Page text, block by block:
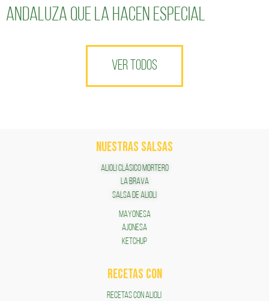
andaluza que la hacen especial
VER TODOS
NUESTRAS SALSAS
ALIOLI CLÁSICO MORTERO
LA BRAVA
SALSA DE ALIOLI
MAYONESA
AJONESA
KETCHUP
RECETAS COn
RECETAS CON ALIOLI